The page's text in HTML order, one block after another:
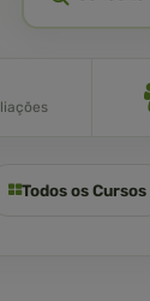
Todos os Cursos